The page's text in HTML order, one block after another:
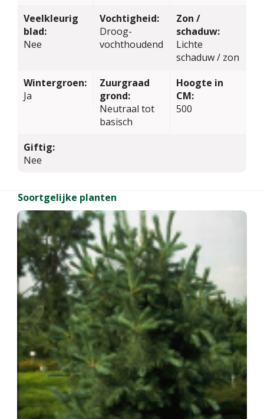
Veelkleurig
blad:
Nee
Vochtigheid:
Droog-
vochthoudend
Zon /
schaduw:
Lichte
schaduw / zon
Wintergroen:
Ja
Zuurgraad
grond:
Neutraal tot
basisch
Hoogte in
CM:
500
Giftig:
Nee
Soortgelijke planten